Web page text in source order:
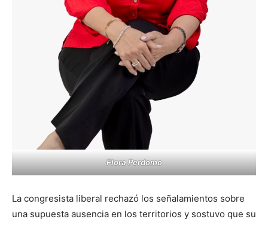
Flora Perdomo
La congresista liberal rechazó los señalamientos sobre
una supuesta ausencia en los territorios y sostuvo que su